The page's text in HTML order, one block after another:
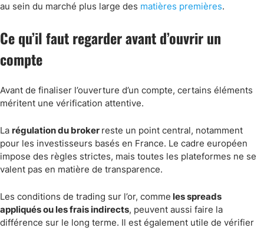
au sein du marché plus large des matières premières.
Ce qu’il faut regarder avant d’ouvrir un
compte
Avant de finaliser l’ouverture d’un compte, certains éléments
méritent une vérification attentive.
La régulation du broker reste un point central, notamment
pour les investisseurs basés en France. Le cadre européen
impose des règles strictes, mais toutes les plateformes ne se
valent pas en matière de transparence.
Les conditions de trading sur l’or, comme les spreads
appliqués ou les frais indirects, peuvent aussi faire la
différence sur le long terme. Il est également utile de vérifier